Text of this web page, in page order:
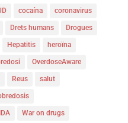
cocaína coronavirus
Drets humans Drogues
Hepatitis heroïna
OverdoseAware
Reus salut
War on drugs